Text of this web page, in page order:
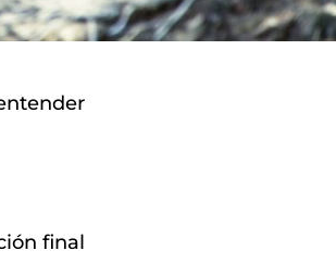
final